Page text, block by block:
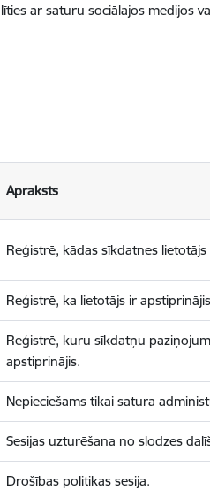
ar saturu sociālajos medijos
Apraksts
Reģistrē, kādas sīkdatnes
Reģistrē, ka lietotājs ir
Reģistrē, kuru sīkdatņu
apstiprinājis.
Nepieciešams tikai satura
Sesijas uzturēšana no slodzes
Drošības politikas sesija.